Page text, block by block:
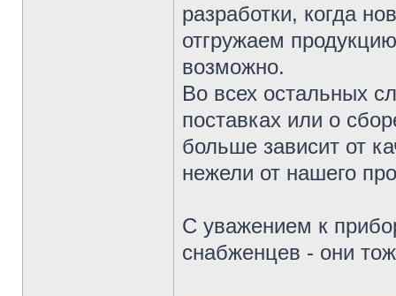
разработки, когда
отгружаем
возможно.
Во всех остальных
поставках или о
больше зависит от
нежели от нашего
С уважением к
снабженцев - они